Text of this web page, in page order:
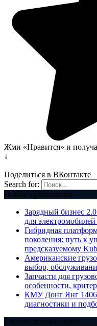
Жми «Нравится» и
↓
Поделиться в ВКонтакте
Search for:
Новые публикации
Зарядный бизнес
для
Гибридная
поколения: путь к
предсказуемому
Американские
выбор,
Запчасти для
особенности,
КМУ Донг Янг
диагностики и
Свежие комментарии